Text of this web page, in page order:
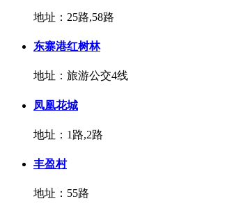
地址：25路,58路
东寨港红树林
地址：旅游公交4线
凤凰花城
地址：1路,2路
丰盈村
地址：55路